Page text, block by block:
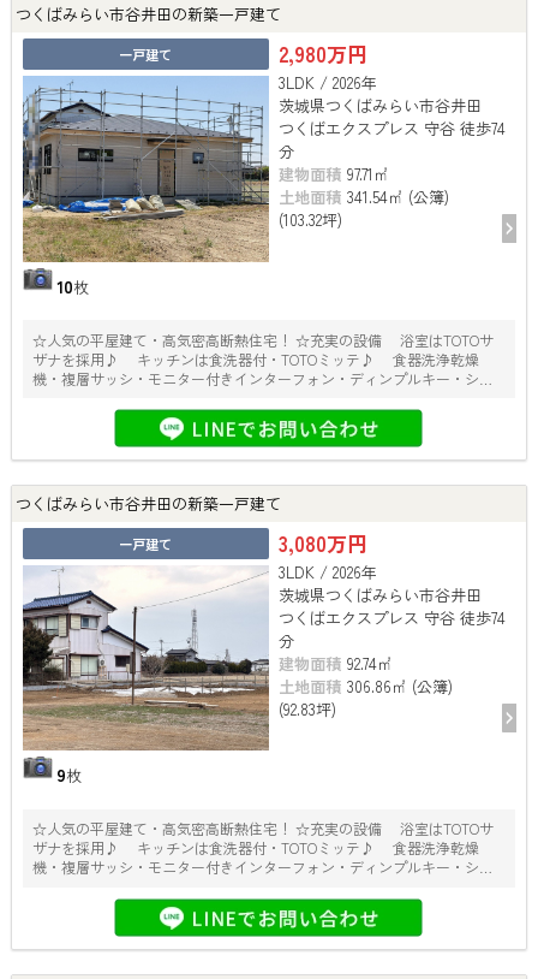
つくばみらい市谷井田の新築一戸建て
一戸建て
10枚
2,980万円
3LDK / 2026年
茨城県つくばみらい市谷井田
つくばエクスプレス 守谷 徒歩74
分
建物面積 97.71㎡
土地面積 341.54㎡ (公簿)
(103.32坪)
☆人気の平屋建て・高気密高断熱住宅！ ☆充実の設備 浴室はTOTOサ
ザナを採用♪ キッチンは食洗器付・TOTOミッテ♪ 食器洗浄乾燥
機・複層サッシ・モニター付きインターフォン・ディンプルキー・シャ
つくばみらい市谷井田の新築一戸建て
一戸建て
9枚
3,080万円
3LDK / 2026年
茨城県つくばみらい市谷井田
つくばエクスプレス 守谷 徒歩74
分
建物面積 92.74㎡
土地面積 306.86㎡ (公簿)
(92.83坪)
☆人気の平屋建て・高気密高断熱住宅！ ☆充実の設備 浴室はTOTOサ
ザナを採用♪ キッチンは食洗器付・TOTOミッテ♪ 食器洗浄乾燥
機・複層サッシ・モニター付きインターフォン・ディンプルキー・シャ